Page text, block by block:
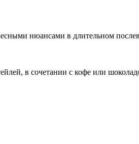
нюансами в длительном
в сочетании с кофе или